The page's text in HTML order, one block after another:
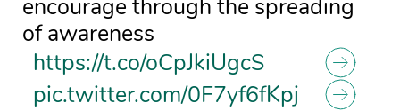
encourage through the spreading
of awareness
https://t.co/oCpJkiUgcS
pic.twitter.com/0F7yf6fKpj